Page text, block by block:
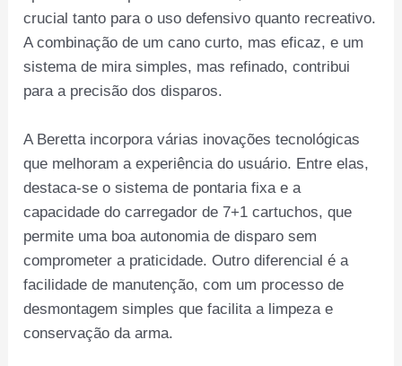
crucial tanto para o uso defensivo quanto recreativo.
A combinação de um cano curto, mas eficaz, e um
sistema de mira simples, mas refinado, contribui
para a precisão dos disparos.
A Beretta incorpora várias inovações tecnológicas
que melhoram a experiência do usuário. Entre elas,
destaca-se o sistema de pontaria fixa e a
capacidade do carregador de 7+1 cartuchos, que
permite uma boa autonomia de disparo sem
comprometer a praticidade. Outro diferencial é a
facilidade de manutenção, com um processo de
desmontagem simples que facilita a limpeza e
conservação da arma.